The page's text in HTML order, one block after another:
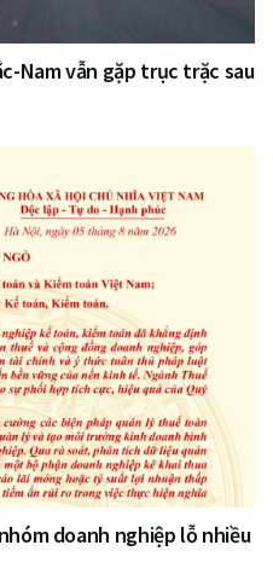
Nam vẫn gặp trục trặc sau
doanh nghiệp lỗ nhiều